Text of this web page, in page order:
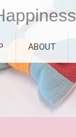
ABOUT